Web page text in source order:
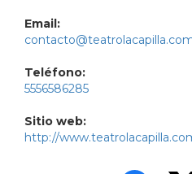
Email:
Teléfono:
5556586285
Sitio web:
http://